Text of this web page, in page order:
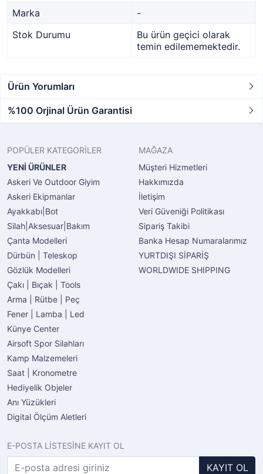
Marka
-
Stok Durumu
Bu ürün geçici olarak
temin edilememektedir.
Ürün Yorumları
%100 Orjinal Ürün Garantisi
POPÜLER KATEGORİLER
YENİ ÜRÜNLER
Askeri Ve Outdoor Giyim
Askeri Ekipmanlar
Ayakkabı|Bot
Silah|Aksesuar|Bakım
Çanta Modelleri
Dürbün | Teleskop
Gözlük Modelleri
Çakı | Bıçak | Tools
Arma | Rütbe | Peç
Fener | Lamba | Led
Künye Center
Airsoft Spor Silahları
Kamp Malzemeleri
Saat | Kronometre
Hediyelik Objeler
Anı Yüzükleri
Digital Ölçüm Aletleri
MAĞAZA
Müşteri Hizmetleri
Hakkımızda
İletişim
Veri Güveniği Politikası
Sipariş Takibi
Banka Hesap Numaralarımız
YURTDIŞI SİPARİŞ
WORLDWIDE SHIPPING
E-POSTA LİSTESİNE KAYIT OL
KAYIT OL